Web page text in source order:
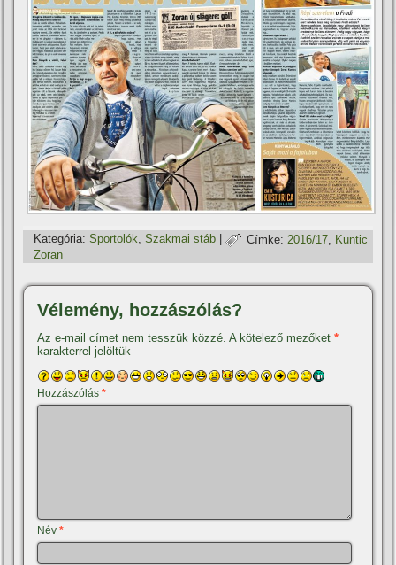
Kategória: Sportolók,Szakmai stáb | Címke: 2016/17 Kuntic
Zoran
Vélemény, hozzászólás?
Az e-mail címet nem tesszük közzé. A kötelező mezőket*
karakterrel jelöltük
Hozzászólás*
Név*